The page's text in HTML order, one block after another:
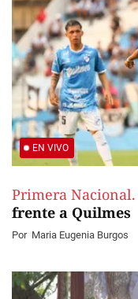
EN VIVO
Primera Nacional.
frente a Quilmes
Por Maria Eugenia Burgos